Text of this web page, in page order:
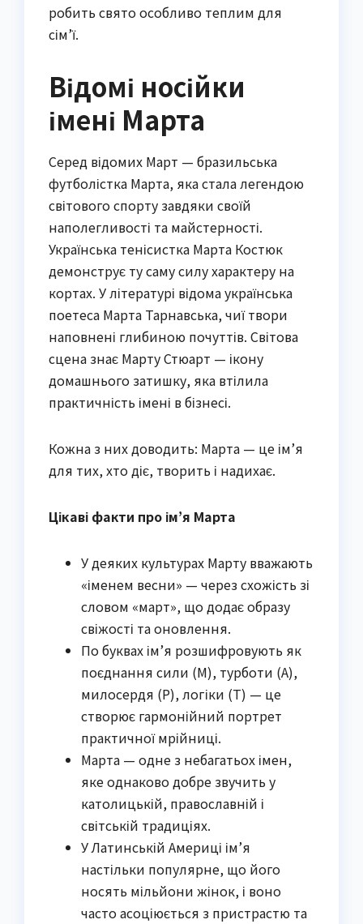
робить свято особливо теплим для
сім’ї.
Відомі носійки
імені Марта
Серед відомих Март — бразильська
футболістка Марта, яка стала легендою
світового спорту завдяки своїй
наполегливості та майстерності.
Українська тенісистка Марта Костюк
демонструє ту саму силу характеру на
кортах. У літературі відома українська
поетеса Марта Тарнавська, чиї твори
наповнені глибиною почуттів. Світова
сцена знає Марту Стюарт — ікону
домашнього затишку, яка втілила
практичність імені в бізнесі.
Кожна з них доводить: Марта — це ім’я
для тих, хто діє, творить і надихає.
Цікаві факти про ім’я Марта
У деяких культурах Марту вважають
«іменем весни» — через схожість зі
словом «март», що додає образу
свіжості та оновлення.
По буквах ім’я розшифровують як
поєднання сили (М), турботи (А),
милосердя (Р), логіки (Т) — це
створює гармонійний портрет
практичної мрійниці.
Марта — одне з небагатьох імен,
яке однаково добре звучить у
католицькій, православній і
світській традиціях.
У Латинській Америці ім’я
настільки популярне, що його
носять мільйони жінок, і воно
часто асоціюється з пристрастю та